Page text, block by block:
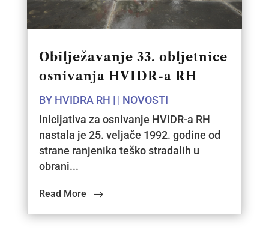
Obilježavanje 33. obljetnice
osnivanja HVIDR-a RH
BY HVIDRA RH | | NOVOSTI
Inicijativa za osnivanje HVIDR-a RH
nastala je 25. veljače 1992. godine od
strane ranjenika teško stradalih u
obrani...
Read More